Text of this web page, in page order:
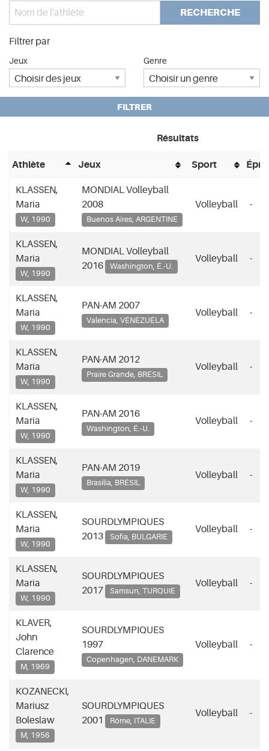
RECHERCHE
Filtrer par
Jeux Genre
FILTRER
Résultats
Athlète Jeux Sport
KLASSEN,
Maria
W, 1990
MONDIAL Volleyball
2008
Buenos Aires, ARGENTINE
Volleyball -
KLASSEN,
Maria
W, 1990
MONDIAL Volleyball
2016
Washington, É.-U.
Volleyball -
KLASSEN,
Maria
W, 1990
PAN-AM 2007
Valencia, VÉNÉZUÉLA
Volleyball -
KLASSEN,
Maria
W, 1990
PAN-AM 2012
Praire Grande, BRÉSIL
Volleyball -
KLASSEN,
Maria
W, 1990
PAN-AM 2016
Washington, É.-U.
Volleyball -
KLASSEN,
Maria
W, 1990
PAN-AM 2019
Brasilia, BRÉSIL
Volleyball -
KLASSEN,
Maria
W, 1990
SOURDLYMPIQUES
2013
Sofia, BULGARIE
Volleyball -
KLASSEN,
Maria
W, 1990
SOURDLYMPIQUES
2017
Samsun, TURQUIE
Volleyball -
KLAVER,
John
Clarence
M, 1969
SOURDLYMPIQUES
1997
Copenhagen, DANEMARK
Volleyball -
KOZANECKI,
Mariusz
Boleslaw
M, 1956
SOURDLYMPIQUES
2001
Rôme, ITALIE
Volleyball -